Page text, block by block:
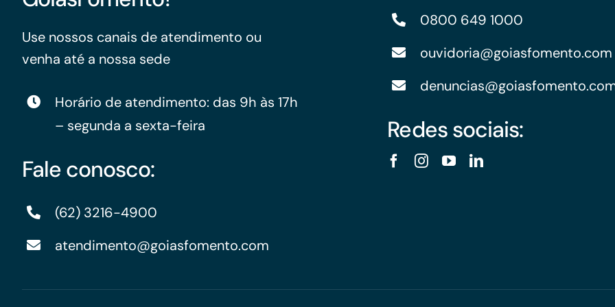
Use nossos canais de atendimento ou
venha até a nossa sede
Horário de atendimento: das 9h às 17h
– segunda a sexta-feira
Fale conosco:
(62) 3216-4900
atendimento@goiasfomento.com
0800 649 1000
ouvidoria@goiasfomento.com
Redes sociais: